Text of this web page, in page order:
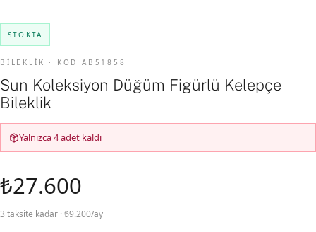
STOKTA
BİLEKLİK · KOD AB51858
Sun Koleksiyon Düğüm Figürlü Kelepçe
Bileklik
Yalnızca 4 adet kaldı
₺27.600
3 taksite kadar · ₺9.200/ay